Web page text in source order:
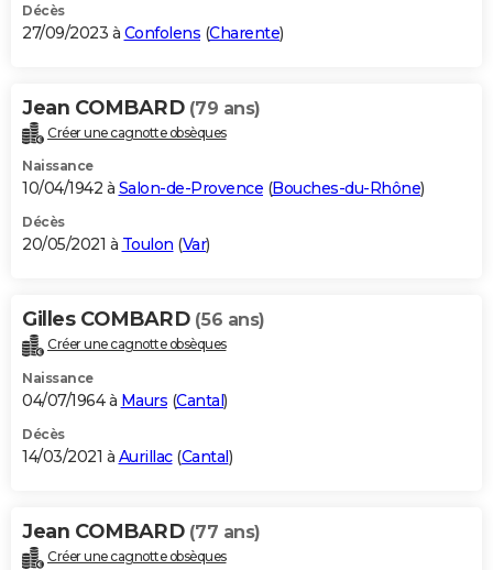
Décès
27/09/2023 à Confolens (Charente)
Jean COMBARD (79 ans)
Créer une cagnotte obsèques
Naissance
10/04/1942 à Salon-de-Provence (Bouches-du-Rhône)
Décès
20/05/2021 à Toulon (Var)
Gilles COMBARD (56 ans)
Créer une cagnotte obsèques
Naissance
04/07/1964 à Maurs (Cantal )
Décès
14/03/2021 à Aurillac(Cantal )
Jean COMBARD (77 ans)
Créer une cagnotte obsèques